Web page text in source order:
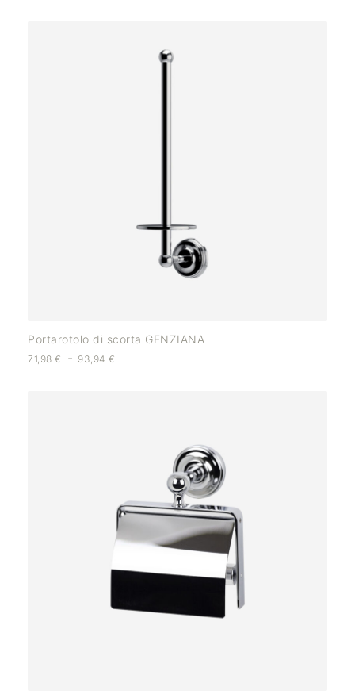
Portarotolo di scorta GENZIANA
71,98 € - 93,94€